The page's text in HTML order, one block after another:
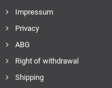
Impressum
Privacy
ABG
Right of withdrawal
Shipping